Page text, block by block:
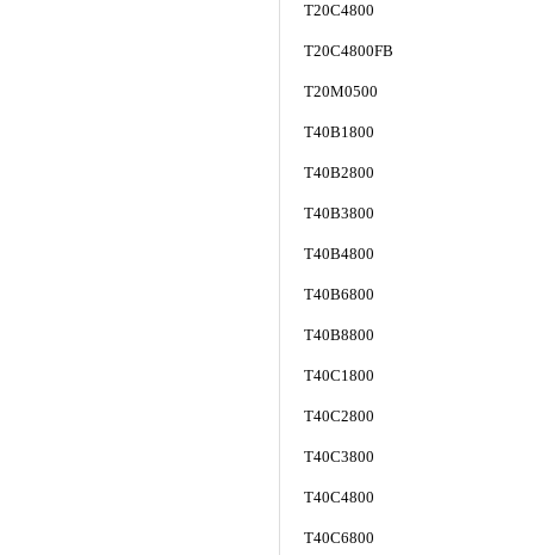
T20C4800
T20C4800FB
T20M0500
T40B1800
T40B2800
T40B3800
T40B4800
T40B6800
T40B8800
T40C1800
T40C2800
T40C3800
T40C4800
T40C6800